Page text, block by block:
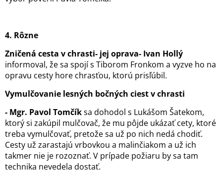
4. Rôzne
Zničená cesta v chrasti- jej oprava- Ivan Hollý
informoval, že sa spojí s Tiborom Fronkom a vyzve ho na
opravu cesty hore chrasťou, ktorú prisľúbil.
Vymulčovanie lesných bočných ciest v chrasti
- Mgr. Pavol Tomčíksa dohodol s Lukášom Šatekom,
ktorý si zakúpil mulčovač, že mu pôjde ukázať cety, ktoré
treba vymulčovať, pretože sa už po nich nedá chodiť.
Cesty už zarastajú vrbovkou a malinčiakom a už ich
takmer nie je rozoznať. V prípade požiaru by sa tam
technika nevedela dostať.